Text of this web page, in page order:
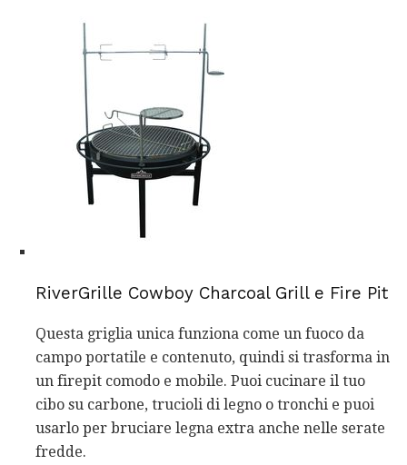
RiverGrille Cowboy Charcoal Grill e Fire Pit
Questa griglia unica funziona come un fuoco da
campo portatile e contenuto, quindi si trasforma in
un firepit comodo e mobile. Puoi cucinare il tuo
cibo su carbone, trucioli di legno o tronchi e puoi
usarlo per bruciare legna extra anche nelle serate
fredde.